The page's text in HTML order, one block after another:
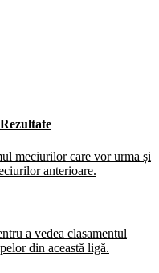
meciurilor care vor urma și
anterioare.
a vedea clasamentul
din această ligă.